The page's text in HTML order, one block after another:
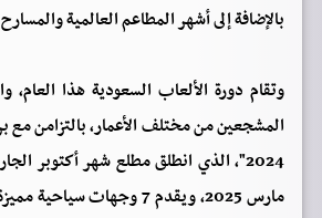
بالإضافة إلى أشهر المطاعم العالمية
وتقام دورة الألعاب السعودية هذا العام،
المشجعين من مختلف الأعمار، بالتزامن مع
2024"، الذي انطلق مطلع شهر أكتوبر
مارس 2025، ويقدم 7 وجهات